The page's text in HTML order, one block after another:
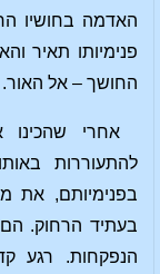
האדמה בחושיו
פנימיותו תאיר
החושך – אל
אחרי שהכינו
להתעוררות
בפנימיותם, את
בעתיד הרחוק. הם
הנפקחות. רגע